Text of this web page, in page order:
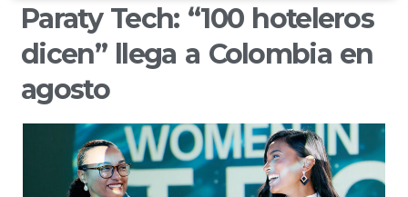
Paraty Tech: “100 hoteleros
dicen” llega a Colombia en
agosto